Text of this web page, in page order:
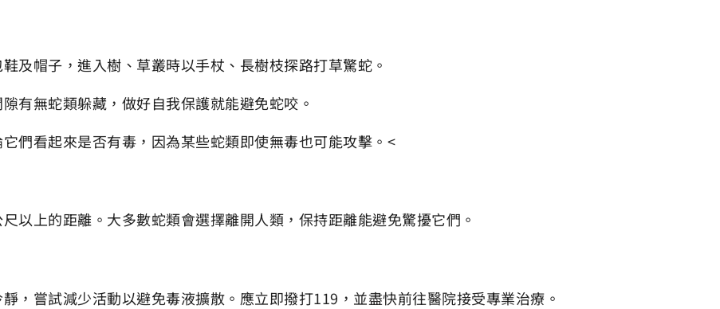
及帽子，進入樹、草叢時以手杖、長樹枝探路打草驚蛇。
有無蛇類躲藏，做好自我保護就能避免蛇咬。
們看起來是否有毒，因為某些蛇類即使無毒也可能攻擊。<
以上的距離。大多數蛇類會選擇離開人類，保持距離能避免驚擾它們。
，嘗試減少活動以避免毒液擴散。應立即撥打119，並盡快前往醫院接受專業治療。